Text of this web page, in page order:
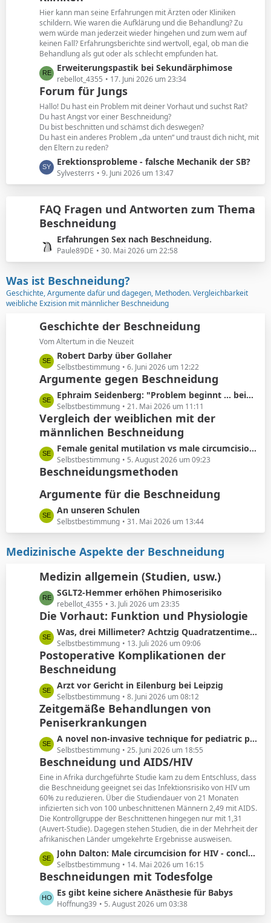
e
t
e
B
e
i
t
r
ä
g
e
Hier kann man seine Erfahrungen mit Ärzten oder Kliniken
schildern. Wie waren die Aufklärung und die Behandlung? Zu
wem würde man jederzeit wieder hingehen und zum wem auf
keinen Fall? Erfahrungsberichte sind wertvoll, egal, ob man die
Behandlung als gut oder als schlecht empfunden hat.
L
e
t
z
t
e
B
e
i
t
g
e
Erweiterungspastik bei Sekundärphimose
rebellot_4355 17. Juni 2026 um 23:34
Forum für Jungs
Hallo! Du hast ein Problem mit deiner Vorhaut und suchst Rat?
Du hast Angst vor einer Beschneidung?
Du bist beschnitten und schämst dich deswegen?
Du hast ein anderes Problem „da unten“ und traust dich nicht, mit
den Eltern zu reden?
L
e
t
t
e
e
r
ä
g
Erektionsprobleme - falsche Mechanik der SB?
Sylvesterrs 9. Juni 2026 um 13:47
FAQ Fragen und Antworten zum Thema
Beschneidung
L
e
t
z
t
e
e
i
t
r
ä
g
e
Erfahrungen Sex nach Beschneidung.
Paule89DE 30. Mai 2026 um 22:58
Was ist Beschneidung?
Geschichte, Argumente dafür und dagegen, Methoden. Vergleichbarkeit
weibliche Exzision mit männlicher Beschneidung
Geschichte der Beschneidung
Vom Altertum in die Neuzeit
L
e
t
z
t
e
B
e
i
r
ä
g
e
Robert Darby über Gollaher
Selbstbestimmung 6. Juni 2026 um 12:22
Argumente gegen Beschneidung
L
e
t
z
e
B
e
i
r
e
Ephraim Seidenberg: "Problem beginnt ... beim Abschneiden der Vorhaut"
Selbstbestimmung 21. Mai 2026 um 11:11
Vergleich der weiblichen mit der
männlichen Beschneidung
L
e
t
t
e
B
e
i
t
ä
g
e
Female genital mutilation vs male circumcision: Understanding the differences
Selbstbestimmung 5. August 2026 um 09:23
Beschneidungsmethoden
Argumente für die Beschneidung
L
e
t
z
t
e
B
e
i
t
r
ä
g
e
An unseren Schulen
Selbstbestimmung 31. Mai 2026 um 13:44
Medizinische Aspekte der Beschneidung
Medizin allgemein (Studien, usw.)
L
e
t
z
t
e
B
e
i
r
ä
g
e
SGLT2-Hemmer erhöhen Phimoserisiko
rebellot_4355 3. Juli 2026 um 23:35
Die Vorhaut: Funktion und Physiologie
L
e
t
z
e
B
e
i
t
r
ä
g
e
Was, drei Millimeter? Achtzig Quadratzentimeter!
Selbstbestimmung 13. Juli 2026 um 09:06
Postoperative Komplikationen der
Beschneidung
L
e
t
z
e
B
e
i
t
r
ä
g
e
Arzt vor Gericht in Eilenburg bei Leipzig
Selbstbestimmung 8. Juni 2026 um 08:12
Zeitgemäße Behandlungen von
Peniserkrankungen
L
e
t
z
t
e
B
e
i
r
ä
g
e
A novel non-invasive technique for pediatric phimosis treatment
Selbstbestimmung 25. Juni 2026 um 18:55
Beschneidung und AIDS/HIV
Eine in Afrika durchgeführte Studie kam zu dem Entschluss, dass
die Beschneidung geeignet sei das Infektionsrisiko von HIV um
60% zu reduzieren. Über die Studiendauer von 21 Monaten
infizierten sich von 100 unbeschnittenen Männern 2,49 mit AIDS.
Die Kontrollgruppe der Beschnittenen hingegen nur mit 1,31
(Auvert-Studie). Dagegen stehen Studien, die in der Mehrheit der
afrikanischen Länder umgekehrte Ergebnisse ausweisen.
L
e
t
z
t
e
John Dalton: Male circumcision for HIV - conclusions sensitive to assumptions
Selbstbestimmung 14. Mai 2026 um 16:15
Beschneidungen mit Todesfolge
L
e
t
Es gibt keine sichere Anästhesie für Babys
Hoffnung39 5. August 2026 um 03:38